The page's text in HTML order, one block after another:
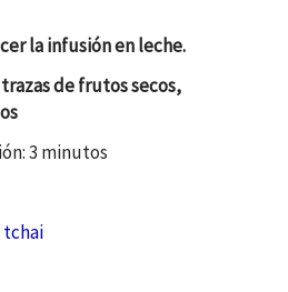
la infusión en leche.
de frutos secos,
3 minutos
tchai